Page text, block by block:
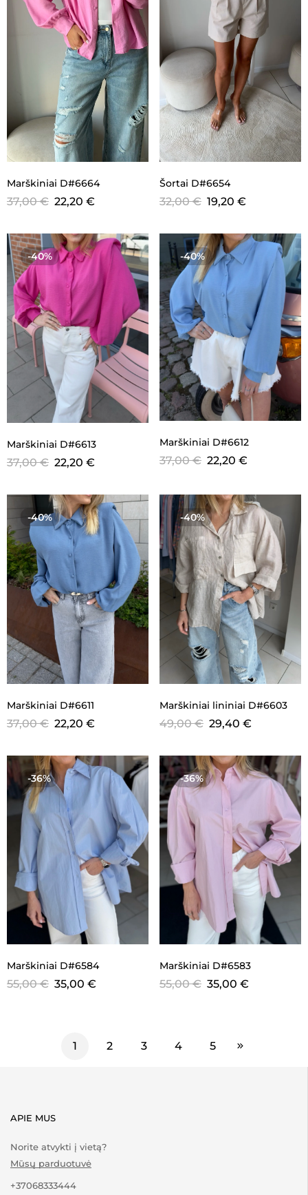
Marškiniai D#6664
37,00€ 22,20 €
Šortai D#6654
32,00€ 19,20 €
-40%
Marškiniai D#6613
37,00€ 22,20 €
-40%
Marškiniai D#6612
37,00€ 22,20 €
-40%
Marškiniai D#6611
37,00€ 22,20 €
-40%
Marškiniai lininiai D#6603
49,00€ 29,40 €
-36%
Marškiniai D#6584
55,00€ 35,00 €
-36%
Marškiniai D#6583
55,00€ 35,00 €
1 2 3 4 5
APIE MUS
Norite atvykti į vietą?
Mūsų parduotuvė
+37068333444